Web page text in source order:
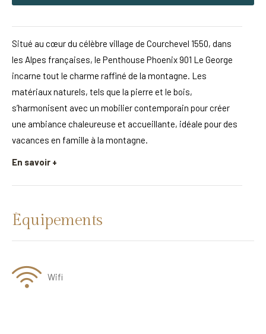
Situé au cœur du célèbre village de Courchevel 1550, dans
les Alpes françaises, le Penthouse Phoenix 901 Le George
incarne tout le charme raffiné de la montagne. Les
matériaux naturels, tels que la pierre et le bois,
s’harmonisent avec un mobilier contemporain pour créer
une ambiance chaleureuse et accueillante, idéale pour des
vacances en famille à la montagne.
En savoir +
Équipements
Wifi